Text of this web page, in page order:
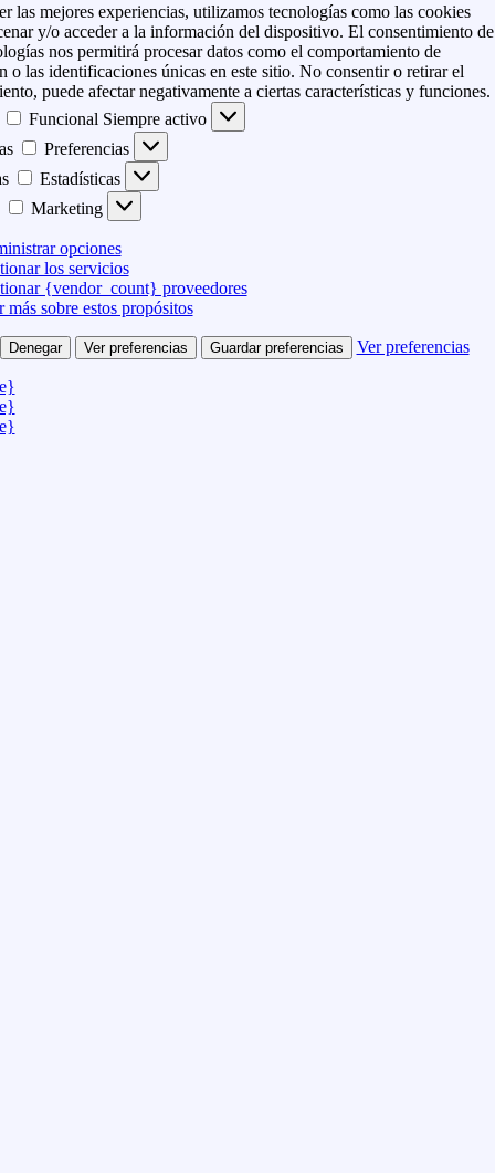
las mejores experiencias, utilizamos tecnologías como las cookies
y/o acceder a la información del dispositivo. El consentimiento de
nos permitirá procesar datos como el comportamiento de
o las identificaciones únicas en este sitio. No consentir o retirar el
puede afectar negativamente a ciertas características y funciones.
Funcional Siempre activo
Preferencias
Estadísticas
Marketing
opciones
los servicios
{vendor_count} proveedores
más sobre estos propósitos
Denegar Ver preferencias Guardar preferencias Ver preferencias